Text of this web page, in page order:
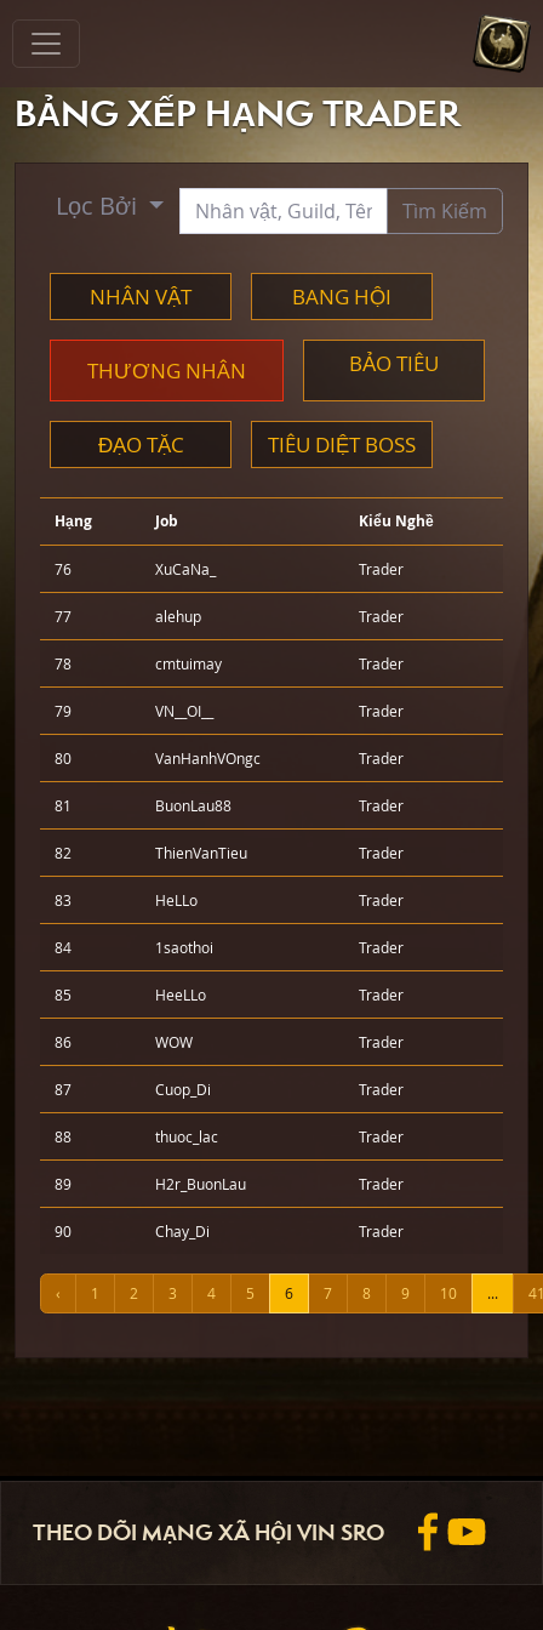
BẢNG XẾP HẠNG TRADER
Lọc Bởi Tìm Kiếm
NHÂN VẬT BANG HỘI
THƯƠNG NHÂN BẢO TIÊU
ĐẠO TẶC TIÊU DIỆT BOSS
Hạng Job Kiểu Nghề
76 XuCaNa_ Trader
77 alehup Trader
78 cmtuimay Trader
79 VN__OI__ Trader
80 VanHanhVOngc Trader
81 BuonLau88 Trader
82 ThienVanTieu Trader
83 HeLLo Trader
84 1saothoi Trader
85 HeeLLo Trader
86 WOW Trader
87 Cuop_Di Trader
88 thuoc_lac Trader
89 H2r_BuonLau Trader
90 Chay_Di Trader
‹ 1 2 3 4 5 6 7 8 9 10 ...
THEO DÕI MẠNG XÃ HỘI VIN SRO